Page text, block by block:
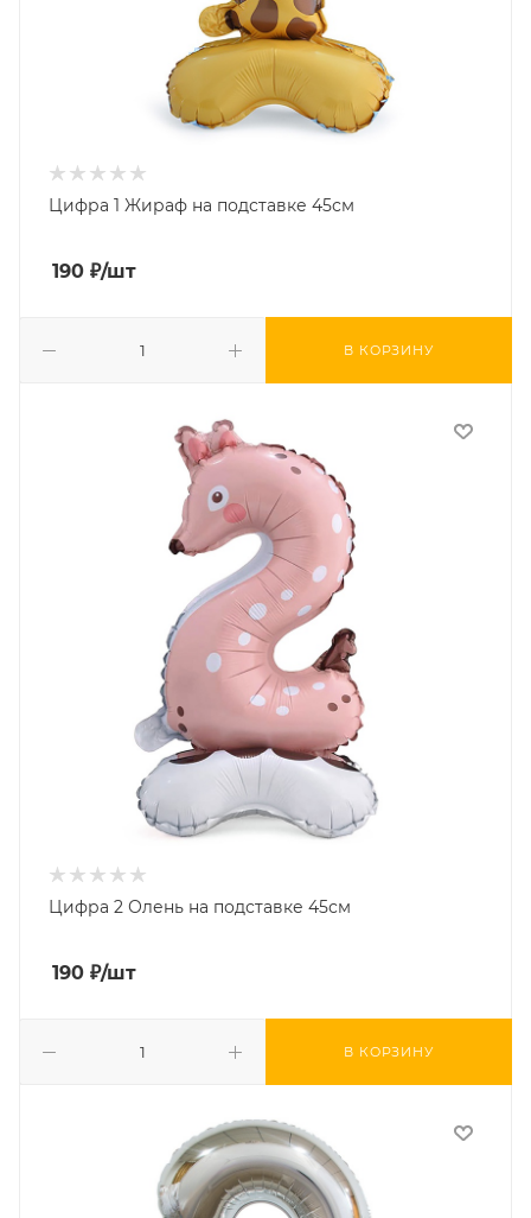
Цифра 1 Жираф на подставке 45см
190 ₽/шт
В КОРЗИНУ
Цифра 2 Олень на подставке 45см
190 ₽/шт
В КОРЗИНУ